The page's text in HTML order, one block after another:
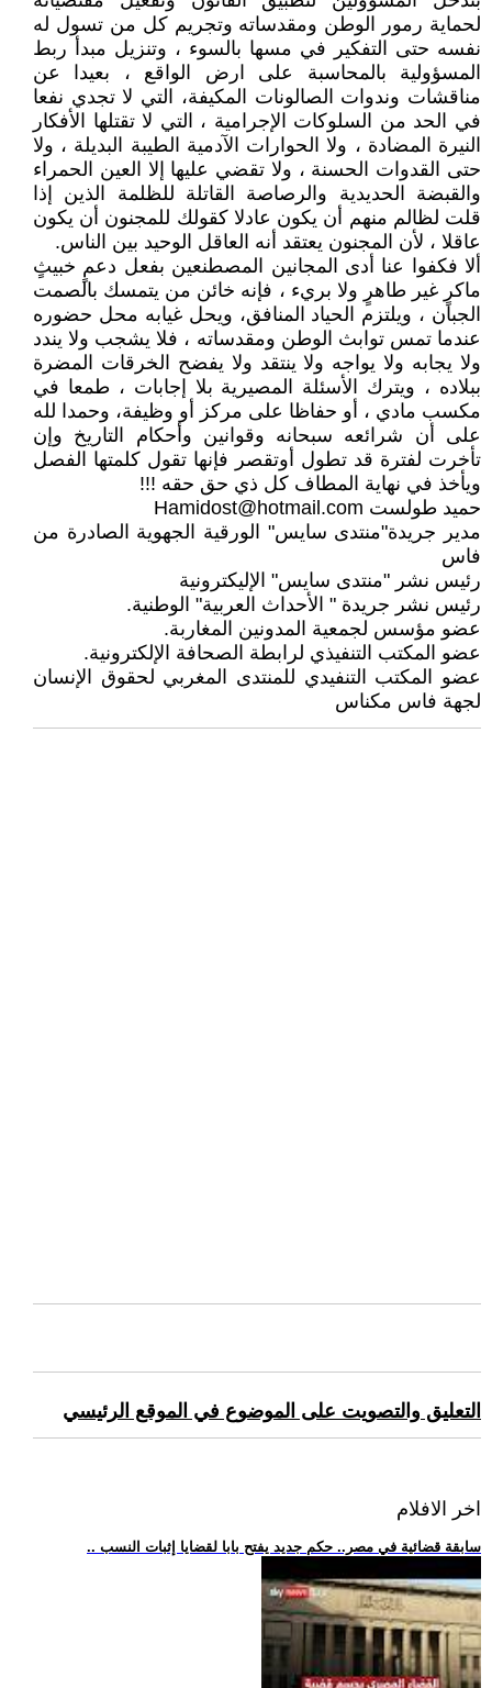
لحماية رمور الوطن ومقدساته وتجريم كل من تسول له
نفسه حتى التفكير في مسها بالسوء ، وتنزيل مبدأ ربط
المسؤولية بالمحاسبة على ارض الواقع ، بعيدا عن
مناقشات وندوات الصالونات المكيفة، التي لا تجدي نفعا
في الحد من السلوكات الإجرامية ، التي لا تقتلها الأفكار
النيرة المضادة ، ولا الحوارات الآدمية الطيبة البديلة ، ولا
حتى القدوات الحسنة ، ولا تقضي عليها إلا العين الحمراء
والقبضة الحديدية والرصاصة القاتلة للظلمة الذين إذا
قلت لظالم منهم أن يكون عادلا كقولك للمجنون أن يكون
عاقلا ، لأن المجنون يعتقد أنه العاقل الوحيد بين الناس.
ألا فكفوا عنا أدى المجانين المصطنعين بفعل دعمٍ خبيثٍ
ماكرٍ غير طاهرٍ ولا بريء ، فإنه خائن من يتمسك بالصمت
الجبان ، ويلتزم الحياد المنافق، ويحل غيابه محل حضوره
عندما تمس توابث الوطن ومقدساته ، فلا يشجب ولا يندد
ولا يجابه ولا يواجه ولا ينتقد ولا يفضح الخرقات المضرة
ببلاده ، ويترك الأسئلة المصيرية بلا إجابات ، طمعا في
مكسب مادي ، أو حفاظا على مركز أو وظيفة، وحمدا لله
على أن شرائعه سبحانه وقوانين وأحكام التاريخ وإن
تأخرت لفترة قد تطول أوتقصر فإنها تقول كلمتها الفصل
ويأخذ في نهاية المطاف كل ذي حق حقه !!!
حميد طولست Hamidost@hotmail.com
مدير جريدة"منتدى سايس" الورقية الجهوية الصادرة من
فاس
رئيس نشر "منتدى سايس" الإليكترونية
رئيس نشر جريدة " الأحداث العربية" الوطنية.
عضو مؤسس لجمعية المدونين المغاربة.
عضو المكتب التنفيذي لرابطة الصحافة الإلكترونية.
عضو المكتب التنفيدي للمنتدى المغربي لحقوق الإنسان
لجهة فاس مكناس
التعليق والتصويت على الموضوع في الموقع الرئيسي
اخر الافلام
.. سابقة قضائية في مصر.. حكم جديد يفتح بابا لقضايا إثبات النسب